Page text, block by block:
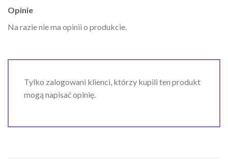
Opinie
Na razie nie ma opinii o produkcie.
Tylko zalogowani klienci, którzy kupili ten produkt
mogą napisać opinię.